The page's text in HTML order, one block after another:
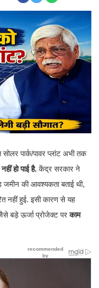
पार्क/पावर प्लांट अभी तक
हो पाई है.केंद्र सरकार ने
की आवश्यकता बताई थी,
नहीं हुई. इसी कारण से यह
बड़े ऊर्जा प्रोजेक्ट परकाम